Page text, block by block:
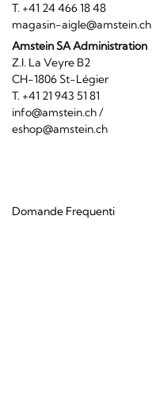
T. +41 24 466 18 48
magasin-aigle@amstein.ch
Amstein SA Administration
Z.I. La Veyre B2
CH-1806 St-Légier
T. +41 21 943 51 81
info@amstein.ch/
eshop@amstein.ch
Domande Frequenti